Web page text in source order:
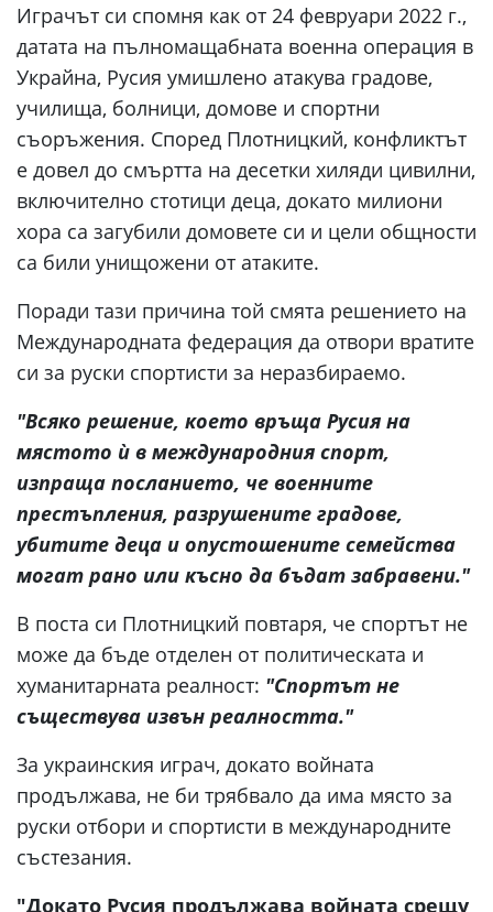
Играчът си спомня как от 24 февруари 2022 г.,
датата на пълномащабната военна операция в
Украйна, Русия умишлено атакува градове,
училища, болници, домове и спортни
съоръжения. Според Плотницкий, конфликтът
е довел до смъртта на десетки хиляди цивилни,
включително стотици деца, докато милиони
хора са загубили домовете си и цели общности
са били унищожени от атаките.
Поради тази причина той смята решението на
Международната федерация да отвори вратите
си за руски спортисти за неразбираемо.
"Всяко решение, което връща Русия на
мястото ѝ в международния спорт,
изпраща посланието, че военните
престъпления, разрушените градове,
убитите деца и опустошените семейства
могат рано или късно да бъдат забравени."
В поста си Плотницкий повтаря, че спортът не
може да бъде отделен от политическата и
хуманитарната реалност: "Спортът не
съществува извън реалността."
За украинския играч, докато войната
продължава, не би трябвало да има място за
руски отбори и спортисти в международните
състезания.
"Докато Русия продължава войната срещу